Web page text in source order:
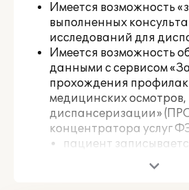
Имеется возможность
выполненных
исследований для
Имеется возможность
данными с сервисом
прохождения
медицинских осмотров,
диспансеризации»
концентратора услуг
пациент